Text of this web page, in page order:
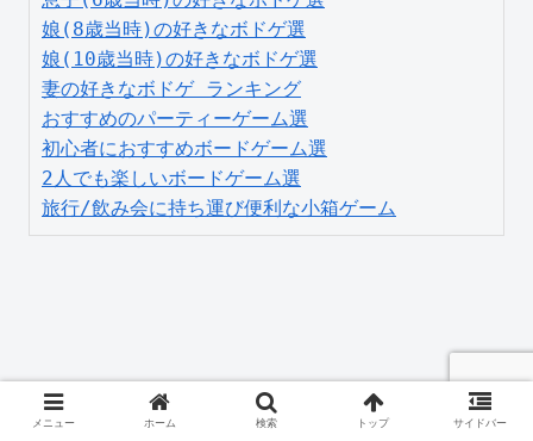
娘(8歳当時)の好きなボドゲ選
娘(10歳当時)の好きなボドゲ選
妻の好きなボドゲ ランキング
おすすめのパーティーゲーム選
初心者におすすめボードゲーム選
2人でも楽しいボードゲーム選
旅行/飲み会に持ち運び便利な小箱ゲーム
◆保存版
メニュー ホーム 検索 トップ サイドバー